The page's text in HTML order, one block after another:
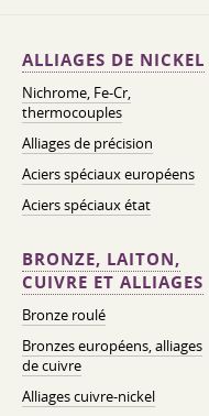
ALLIAGES DE NICKEL
Nichrome, Fe-Cr,
thermocouples
Alliages de précision
Aciers spéciaux européens
Aciers spéciaux état
BRONZE, LAITON,
CUIVRE ET ALLIAGES
Bronze roulé
Bronzes européens, alliages
de cuivre
Alliages cuivre-nickel